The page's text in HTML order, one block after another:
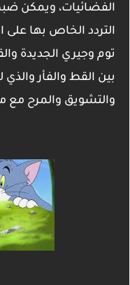
الفضائيات، ويمكن
التردد الخاص بها على
توم وجيري الجديدة
بين القط والفأر والذي
والتشويق والمرح مع